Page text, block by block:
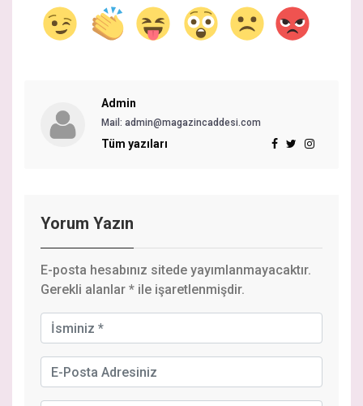
Admin
Mail: admin@magazincaddesi.com
Tüm yazıları
Yorum Yazın
E-posta hesabınız sitede yayımlanmayacaktır.
Gerekli alanlar * ile işaretlenmişdir.